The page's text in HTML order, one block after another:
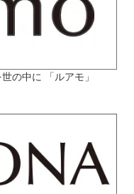
の中に 「ルアモ」